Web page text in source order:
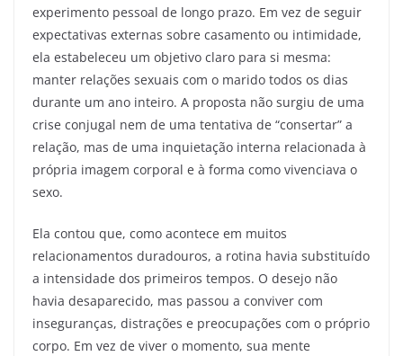
experimento pessoal de longo prazo. Em vez de seguir
expectativas externas sobre casamento ou intimidade,
ela estabeleceu um objetivo claro para si mesma:
manter relações sexuais com o marido todos os dias
durante um ano inteiro. A proposta não surgiu de uma
crise conjugal nem de uma tentativa de “consertar” a
relação, mas de uma inquietação interna relacionada à
própria imagem corporal e à forma como vivenciava o
sexo.
Ela contou que, como acontece em muitos
relacionamentos duradouros, a rotina havia substituído
a intensidade dos primeiros tempos. O desejo não
havia desaparecido, mas passou a conviver com
inseguranças, distrações e preocupações com o próprio
corpo. Em vez de viver o momento, sua mente